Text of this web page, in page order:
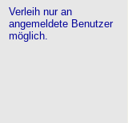
Verleih nur an
angemeldete Benutzer
möglich.